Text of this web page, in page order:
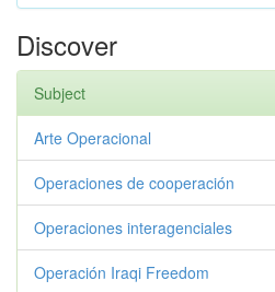
Discover
Subject
Arte Operacional
Operaciones de cooperación
Operaciones interagenciales
Operación Iraqi Freedom